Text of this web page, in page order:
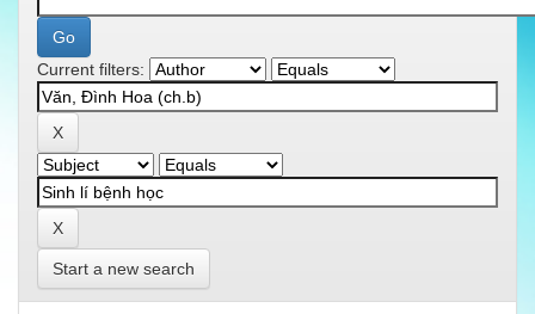
Current filters:
Start a new search